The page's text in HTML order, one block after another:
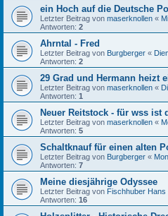
ein Hoch auf die Deutsche
Letzter Beitrag von maserknollen «
Antworten: 2
Ahrntal - Fred
Letzter Beitrag von Burgberger «
Antworten: 2
29 Grad und Hermann heizt
Letzter Beitrag von maserknollen «
Antworten: 1
Neuer Reitstock - für wss ist
Letzter Beitrag von maserknollen «
Antworten: 5
Schaltknauf für einen alten
Letzter Beitrag von Burgberger «
Antworten: 7
Meine diesjährige Odyssee
Letzter Beitrag von Fischhuber Hans
Antworten: 16